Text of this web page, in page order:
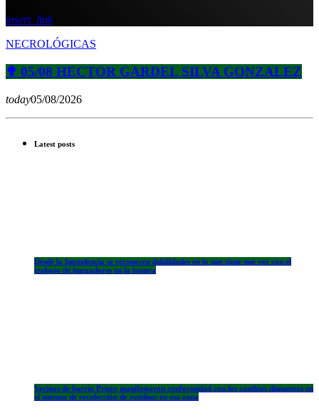
insert_link
NECROLÓGICAS
✟ 05/08 HECTOR GARDEL SILVA GONZALEZ
today05/08/2026
Latest posts
Desde la Intendencia se reconocen debilidades en lo que tiene que ver con el
trabajo de hurgadores en la basura
Vecinos de barrio Prieto manifestaron conformidad con los cambios dispuestos en
el sistema de recolección de residuos en esa zona